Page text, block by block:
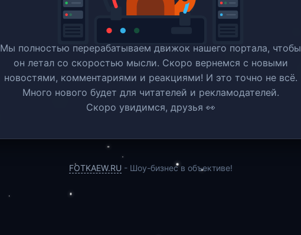
Мы полностью перерабатываем движок нашего портала, чтобы
он летал со скоростью мысли. Скоро вернемся c новыми
новостями, комментариями и реакциями! И это точно не всё.
Много нового будет для читателей и рекламодателей.
Скоро увидимся, друзья 👀
FOTKAEW.RU - Шоу-бизнес в объективе!